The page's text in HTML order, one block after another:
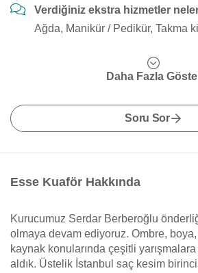
Verdiğiniz ekstra hizmetler
Ağda, Manikür / Pedikür, Takma
Daha Fazla
Soru Sor
Esse Kuaför Hakkında
Kurucumuz Serdar Berberoğlu
olmaya devam ediyoruz. Ombre,
kaynak konularında çeşitli yarışmalara
aldık. Üstelik İstanbul saç kesim